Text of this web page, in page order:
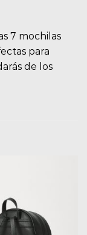
7 mochilas
para
de los